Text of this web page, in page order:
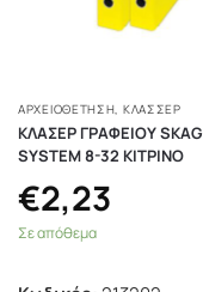
ΑΡΧΕΙΟΘΕΤΗΣΗ ΚΛΑΣΣΈΡ
ΚΛΑΣΕΡ ΓΡΑΦΕΙΟΥ SKAG
SYSTEM 8-32 ΚΙΤΡΙΝΟ
€2,23
Σε απόθεμα